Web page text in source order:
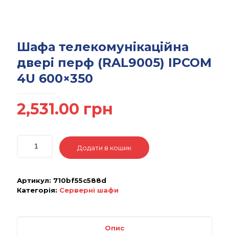
Шафа телекомунікаційна
двері перф (RAL9005) IPCOM
4U 600×350
2,531.00 грн
Додати в кошик
Артикул: 710bf55c588d
Категорія: Серверні шафи
Опис